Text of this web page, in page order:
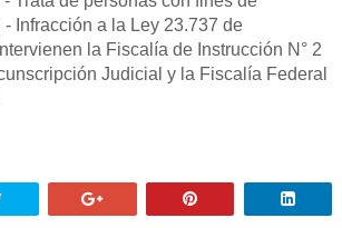
Infracción a la Ley 23.737 de
la Fiscalía de Instrucción N° 2
Judicial y la Fiscalía Federal